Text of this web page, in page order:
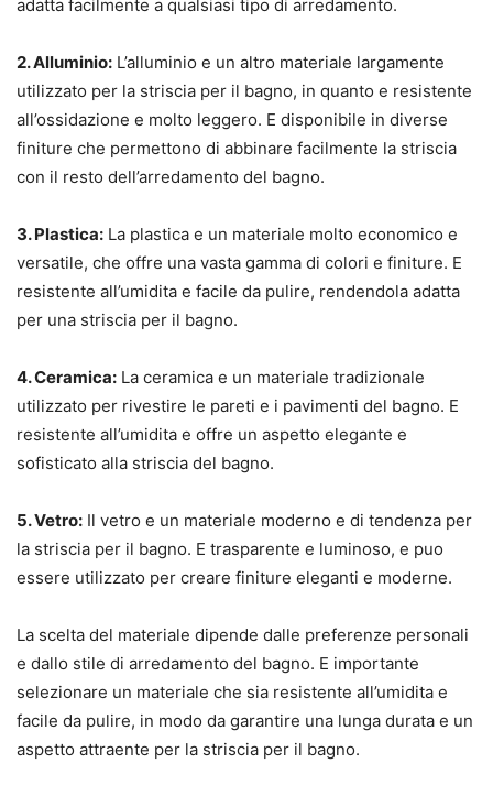
adatta facilmente a qualsiasi tipo di arredamento.
2. Alluminio: L’alluminio e un altro materiale largamente
utilizzato per la striscia per il bagno, in quanto e resistente
all’ossidazione e molto leggero. E disponibile in diverse
finiture che permettono di abbinare facilmente la striscia
con il resto dell’arredamento del bagno.
3. Plastica: La plastica e un materiale molto economico e
versatile, che offre una vasta gamma di colori e finiture. E
resistente all’umidita e facile da pulire, rendendola adatta
per una striscia per il bagno.
4. Ceramica: La ceramica e un materiale tradizionale
utilizzato per rivestire le pareti e i pavimenti del bagno. E
resistente all’umidita e offre un aspetto elegante e
sofisticato alla striscia del bagno.
5. Vetro: Il vetro e un materiale moderno e di tendenza per
la striscia per il bagno. E trasparente e luminoso, e puo
essere utilizzato per creare finiture eleganti e moderne.
La scelta del materiale dipende dalle preferenze personali
e dallo stile di arredamento del bagno. E importante
selezionare un materiale che sia resistente all’umidita e
facile da pulire, in modo da garantire una lunga durata e un
aspetto attraente per la striscia per il bagno.